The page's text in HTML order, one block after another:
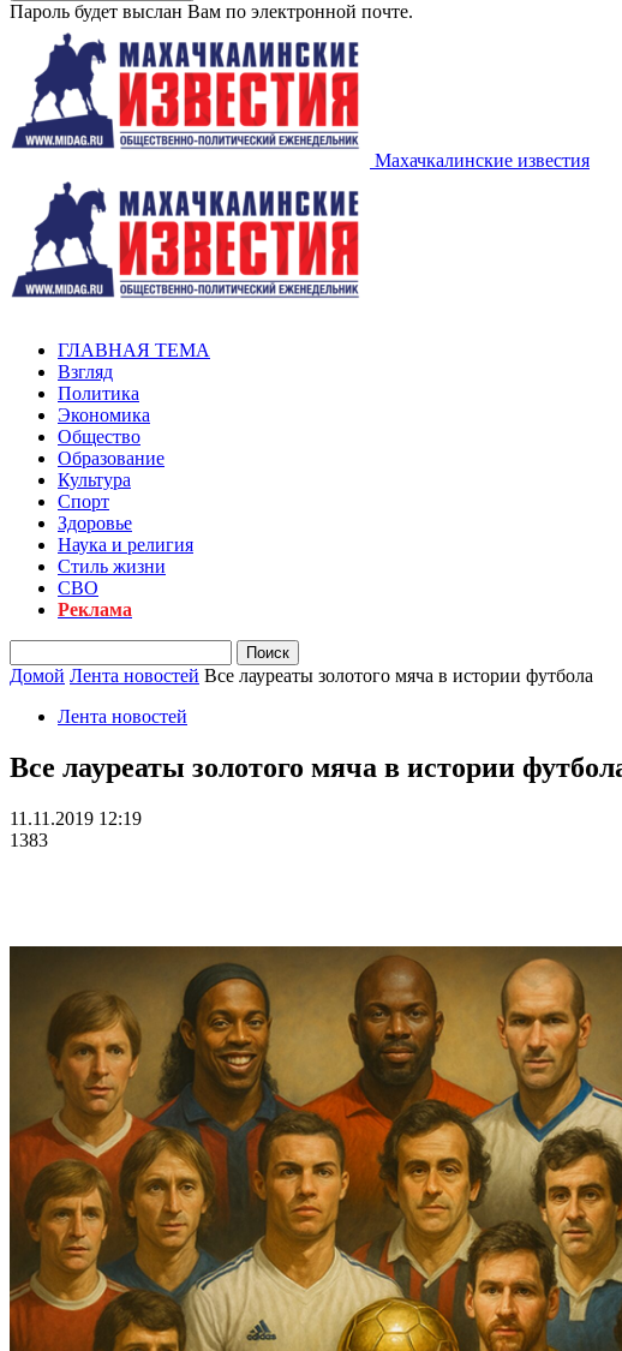
Пароль будет выслан Вам по электронной почте.
Махачкалинские известия
ГЛАВНАЯ ТЕМА
Взгляд
Политика
Экономика
Общество
Образование
Культура
Спорт
Здоровье
Наука и религия
Стиль жизни
СВО
Реклама
Домой Лента новостей Все лауреаты золотого мяча в истории футбола
Лента новостей
Все лауреаты золотого мяча в истории
11.11.2019 12:19
1383